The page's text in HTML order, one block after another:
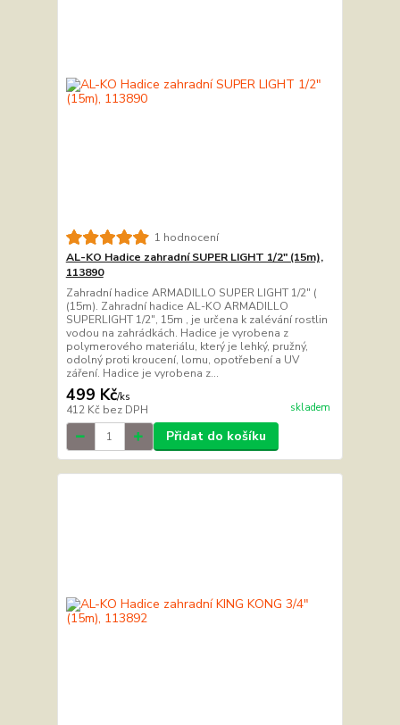
1 hodnocení
AL-KO Hadice zahradní SUPER LIGHT 1/2" (15m),
113890
Zahradní hadice ARMADILLO SUPER LIGHT 1/2" (
(15m). Zahradní hadice AL-KO ARMADILLO
SUPERLIGHT 1/2", 15m , je určena k zalévání rostlin
vodou na zahrádkách. Hadice je vyrobena z
polymerového materiálu, který je lehký, pružný,
odolný proti kroucení, lomu, opotřebení a UV
záření. Hadice je vyrobena z...
499 Kč/ks
412 Kč bez DPH skladem
Přidat do košíku